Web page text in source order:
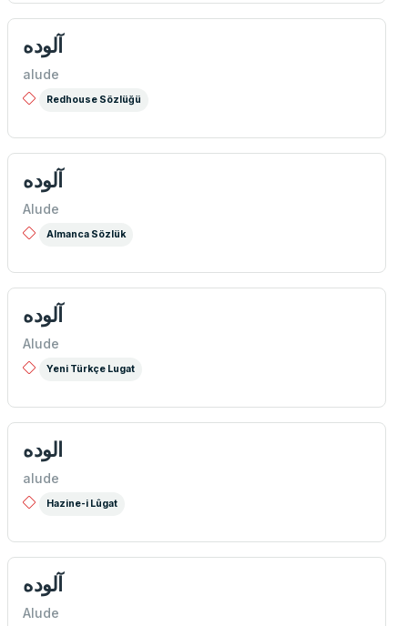
آلوده
alude
Redhouse Sözlüğü
آلوده
Alude
Almanca Sözlük
آلوده
Alude
Yeni Türkçe Lugat
الوده
alude
Hazine-i Lûgat
آلوده
Alude